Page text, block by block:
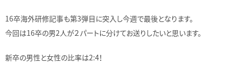
16卒海外研修記事も第3弾目に突入し今週で最後となります。
今回は16卒の男2人が２パートに分けてお送りしたいと思います。
新卒の男性と女性の比率は2:4！